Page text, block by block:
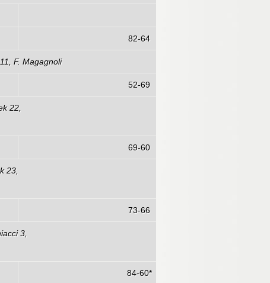
82-64
F. Magagnoli
52-69
22,
69-60
23,
73-66
3,
84-60*